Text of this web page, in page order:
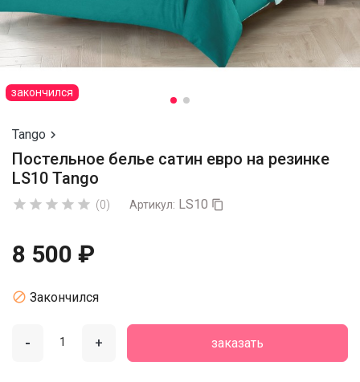
закончился
Tango 
Постельное белье сатин евро на резинке
LS10 Tango
     (0) Артикул: LS10 
8 500 ₽
 Закончился
- + заказать